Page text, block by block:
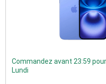
Commandez avant 23:59
Lundi